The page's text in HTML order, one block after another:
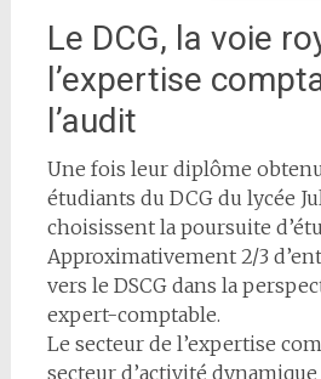
Le DCG, la voie
l’expertise
l’audit
Une fois leur diplôme
étudiants du DCG du lycée
choisissent la poursuite
Approximativement 2/3
vers le DSCG dans la
expert-comptable.
Le secteur de l’expertise
secteur d’activité